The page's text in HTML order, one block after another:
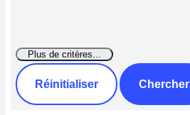
Réinitialiser Chercher